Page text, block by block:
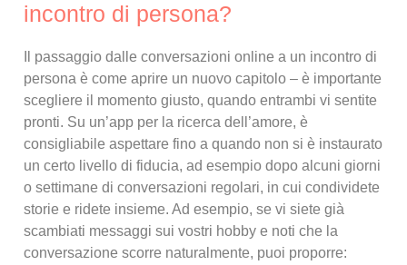
incontro di persona?
Il passaggio dalle conversazioni online a un incontro di
persona è come aprire un nuovo capitolo – è importante
scegliere il momento giusto, quando entrambi vi sentite
pronti. Su un’app per la ricerca dell’amore, è
consigliabile aspettare fino a quando non si è instaurato
un certo livello di fiducia, ad esempio dopo alcuni giorni
o settimane di conversazioni regolari, in cui condividete
storie e ridete insieme. Ad esempio, se vi siete già
scambiati messaggi sui vostri hobby e noti che la
conversazione scorre naturalmente, puoi proporre: